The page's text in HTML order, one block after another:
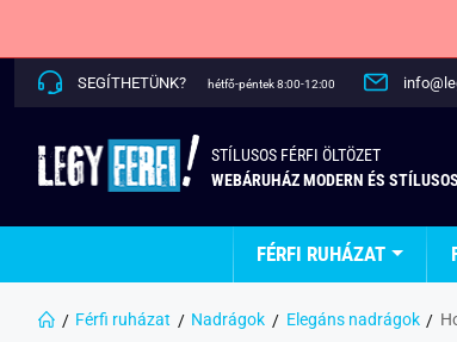
SEGÍTHETÜNK? hétfő-péntek 8:00-12:00
STÍLUSOS FÉRFI ÖLTÖZET
WEBÁRUHÁZ MODERN ÉS
FÉRFI RUHÁZAT
Férfi ruházat Nadrágok Elegáns nadrágok